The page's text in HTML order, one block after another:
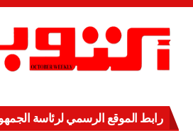
رابط الموقع الرسمي لرئاسة